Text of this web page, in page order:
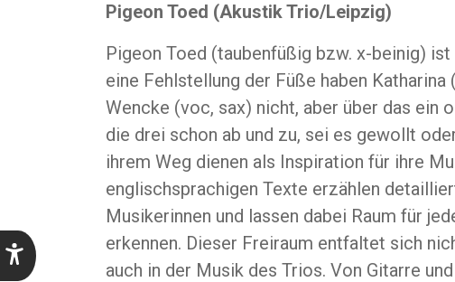
Pigeon Toed (Akustik Trio/Leipzig)
Pigeon Toed (taubenfüßig bzw. x-beinig)
eine Fehlstellung der Füße haben
Wencke (voc, sax) nicht, aber über das ein
die drei schon ab und zu, sei es gewollt
ihrem Weg dienen als Inspiration für ihre
englischsprachigen Texte erzählen
Musikerinnen und lassen dabei Raum für
erkennen. Dieser Freiraum entfaltet sich
auch in der Musik des Trios. Von Gitarre